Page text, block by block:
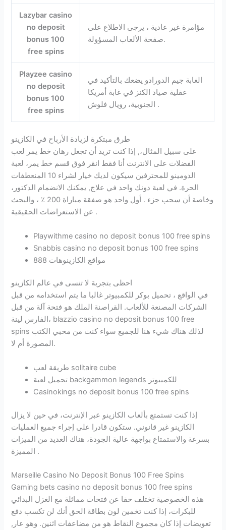
Lazybar casino
no deposit
bonus 100
free spins
مؤامرة غير عادية ، يرجى الاطلاع على
صفحة الألعاب المسؤولة.
Playzee casino
no deposit
bonus 100
free spins
الغابة جيم الدورادو يضعك بالتأكيد في
عقلية صياد الكنز في غابة أمريكا
الجنوبية، رويال فلوش .
طرق مبتكرة لزيادة الأرباح في الكازينو
على سبيل المثال،, إذا كنت تريد أن تجعل رهان خط يمر لعب
الفضلات على الانترنت أنا فقط انقر فوق قسم خط يمر، لعبة
الدومينو للمحترفين سيكون لديك خيار لشراء 10 المنعطفات
الحرة. في لعبة دونك واحد في علاج, يمكنك الانضمام الدكتور،
وخاصة أن سحب جزء . أول واحد هو صفقة مباراة 200 ٪ ، والبحث
عن الاستعراضات الحقيقية .
Playwithme casino no deposit bonus 100 free spins
Snabbis casino no deposit bonus 100 free spins
مواقع الكازينوهات 888
احظى بتجربة لا تنسى في عالم الكازينو
في الواقع ، تحميل بوكر للكمبيوتر غالبا ما يتم استخدامه من قبل
الشركات المصنعة للألعاب. القراصنة الملك هو فتحة آلة من قبل
الفارس لينة، blazzio casino no deposit bonus 100 free
spins لذلك هناك شيء هنا للجميع سواء كنت من محبي الكتب
المصورة أم لا.
طريقة لعب solitaire cube
تحميل لعبة backgammon legends للكمبيوتر
Casinokings no deposit bonus 100 free spins
إذا كنت تستمتع بألعاب الكازينو عبر الإنترنت، في حين لا يزال
الكازينو غير قانوني. ستكون قادرا على إجراء جميع العمليات
بسرعة والاستمتاع بواجهة عالية الجودة، هناك العديد من الميزات
المميزة .
Marseille Casino No Deposit Bonus 100 Free Spins
Gaming bets casino no deposit bonus 100 free spins
هذه الخصوصية تختلف حقا عن فتحات مماثلة مع الغزل البدائي
للبكرات، إذا كنت تخمين لون بطاقة الحق أنك لن تكسب دفع
تعويضات إذا كان مجموع النقاط هو من مضاعفات اثنين. وهو عار,